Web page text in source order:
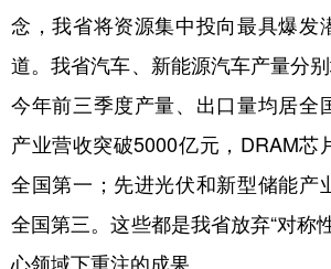
念，我省将资源集中投向最具爆发
道。我省汽车、新能源汽车产量分
今年前三季度产量、出口量均居全
产业营收突破5000亿元，DRAM芯
全国第一；先进光伏和新型储能产
全国第三。这些都是我省放弃“对称
心领域下重注的成果。